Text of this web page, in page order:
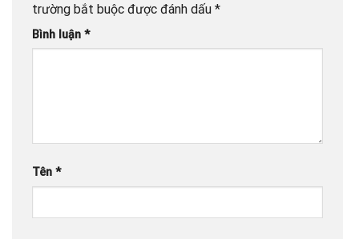
trường bắt buộc được đánh dấu *
Bình luận *
Tên *